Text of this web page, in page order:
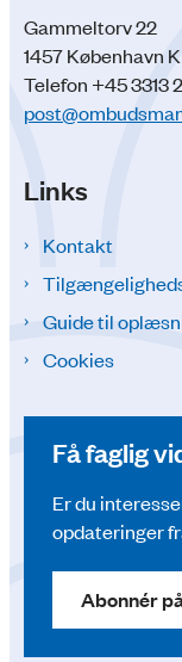
Gammeltorv 22
1457 København K
Telefon +45 3313
Links
Kontakt
Guide til
Cookies
Få faglig
Er du
opdateringer
Abonnér